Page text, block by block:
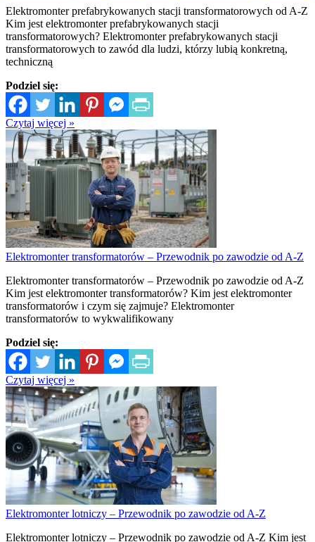
Elektromonter prefabrykowanych stacji transformatorowych od A-Z
Kim jest elektromonter prefabrykowanych stacji
transformatorowych? Elektromonter prefabrykowanych stacji
transformatorowych to zawód dla ludzi, którzy lubią konkretną,
techniczną
Podziel się:
Czytaj więcej »
Elektromonter transformatorów – Przewodnik po zawodzie od A-Z
Elektromonter transformatorów – Przewodnik po zawodzie od A-Z
Kim jest elektromonter transformatorów? Kim jest elektromonter
transformatorów i czym się zajmuje? Elektromonter
transformatorów to wykwalifikowany
Podziel się:
Czytaj więcej »
Elektromonter lotniczy – Przewodnik po zawodzie od A-Z
Elektromonter lotniczy – Przewodnik po zawodzie od A-Z Kim jest